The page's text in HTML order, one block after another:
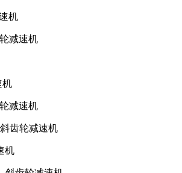
机
减速机
机
减速机
齿轮减速机
机